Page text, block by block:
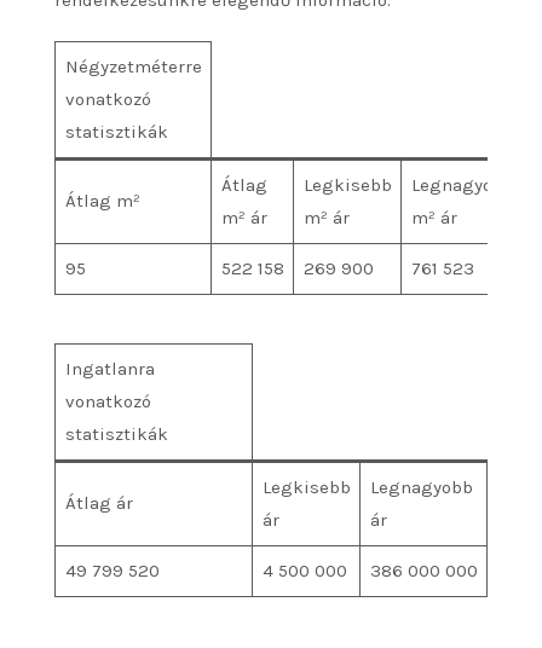
Négyzetméterre
vonatkozó
statisztikák
Átlag m²
Átlag
m² ár
Legkisebb
m² ár
Legnagyobb
m² ár
95 522 158 269 900 761 523
Ingatlanra
vonatkozó
statisztikák
Átlag ár
Legkisebb
ár
Legnagyobb
ár
49 799 520 4 500 000 386 000 000